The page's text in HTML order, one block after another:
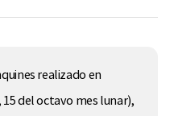
realizado en
del octavo mes lunar),